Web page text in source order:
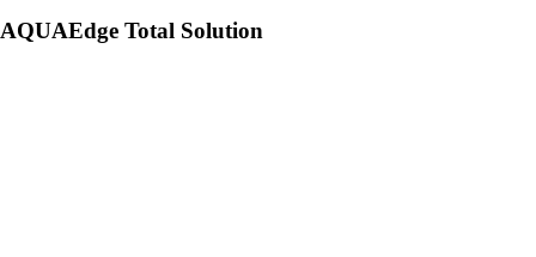
AQUAEdge Total Solution